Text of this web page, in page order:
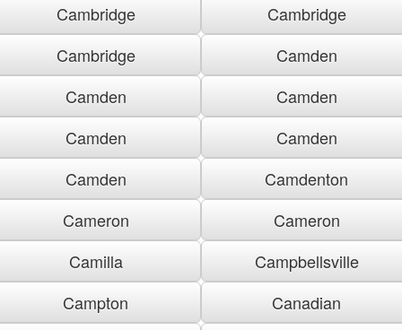
Cambridge
Cambridge
Cambridge
Camden
Camden
Camden
Camden
Camden
Camden
Camdenton
Cameron
Cameron
Camilla
Campbellsville
Campton
Canadian